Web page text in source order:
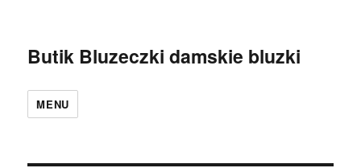
Butik Bluzeczki damskie bluzki
MENU